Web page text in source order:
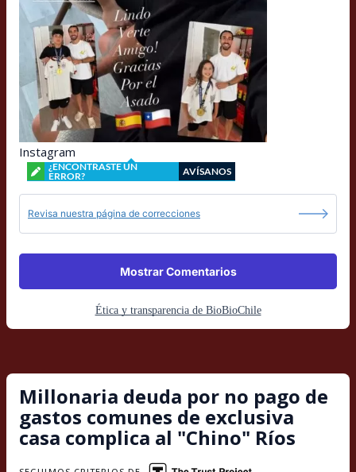
Instagram
¿ENCONTRASTE UN
ERROR?
AVÍSANOS
Revisa nuestra página de correcciones
Mostrar Comentarios
Ética y transparencia de BioBioChile
Millonaria deuda por no pago de
gastos comunes de exclusiva
casa complica al "Chino" Ríos